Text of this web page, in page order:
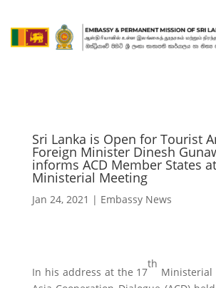
Sri Lanka is Open for Tourist
Foreign Minister Dinesh
informs ACD Member States
Ministerial Meeting
Jan 24, 2021 | Embassy News
In his address at the 17
th
Ministerial